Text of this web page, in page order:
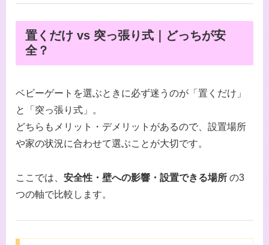
置くだけ vs 突っ張り式｜どっちが安
全？
ベビーゲートを選ぶときに必ず迷うのが「置くだけ」
と「突っ張り式」。
どちらもメリット・デメリットがあるので、設置場所
や家の状況に合わせて選ぶことが大切です。
ここでは、 安全性・壁への影響・設置できる場所 の3
つの軸で比較します。